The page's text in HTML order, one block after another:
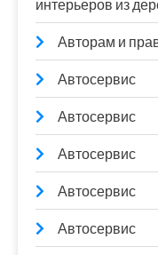
интерьеров из
Авторам и
Автосервис
Автосервис
Автосервис
Автосервис
Автосервис